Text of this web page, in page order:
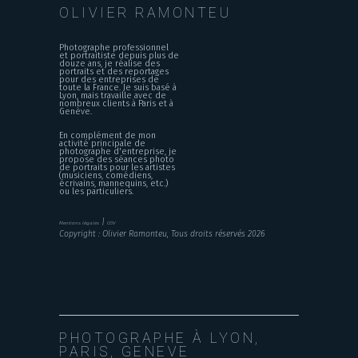
OLIVIER RAMONTEU
Photographe professionnel
et portraitiste depuis plus de
douze ans, je réalise des
portraits et des reportages
pour des entreprises de
toute la France. Je suis basé à
Lyon, mais travaille avec de
nombreux clients à Paris et à
Genève.
En complément de mon
activité principale de
photographe d'entreprise, je
propose des séances photo
de portraits pour les artistes
(musiciens, comédiens,
écrivains, mannequins, etc.)
ou les particuliers.
Mentions légales | CGV
Copyright : Olivier Ramonteu, Tous droits réservés 2026
PHOTOGRAPHE À LYON,
PARIS, GENEVE